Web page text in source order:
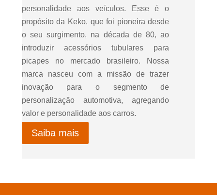
personalidade aos veículos. Esse é o
propósito da Keko, que foi pioneira desde
o seu surgimento, na década de 80, ao
introduzir acessórios tubulares para
picapes no mercado brasileiro. Nossa
marca nasceu com a missão de trazer
inovação para o segmento de
personalização automotiva, agregando
valor e personalidade aos carros.
Saiba mais